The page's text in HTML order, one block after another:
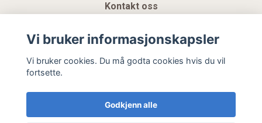
Kontakt oss
Gavekort
Vi bruker informasjonskapsler
Vi bruker cookies. Du må godta cookies hvis du vil
fortsette.
Godkjenn alle